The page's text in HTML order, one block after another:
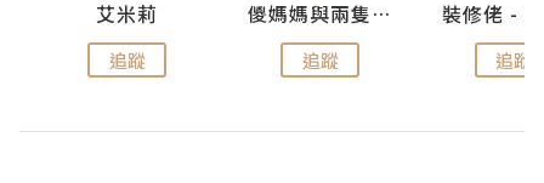
艾米莉
追蹤
儍媽媽與兩隻小魔怪之家
追蹤 追蹤